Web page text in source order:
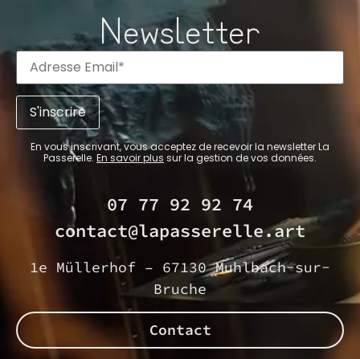
Newsletter
En vous inscrivant, vous acceptez de recevoir la newsletter La
Passerelle. En savoir plus sur la gestion de vos données.
07 77 92 92 74
contact@lapasserelle.art
1e Müllerhof – 67130 Muhlbach-sur-
Bruche
Contact